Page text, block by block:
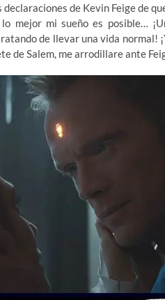
de Kevin Feige de
mejor mi sueño es posible…
de llevar una vida normal!
de Salem, me arrodillare ante